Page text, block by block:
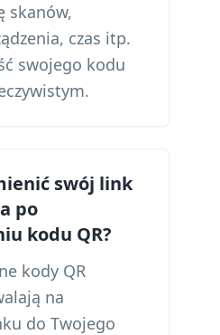
skanów,
czas itp.
swojego kodu
swój link
po
kodu QR?
kody QR
na
do Twojego